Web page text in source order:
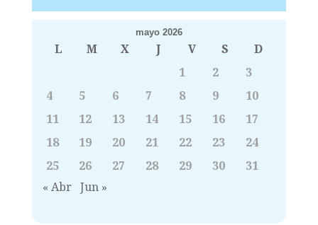
mayo 2026
L M X J V S
D
1
2
3
4
5 6 7 8 9
10
11
12 13 14 15 16
17
18
19 20 21 22 23
24
25
26 27 28 29 30
31
« Abr Jun »